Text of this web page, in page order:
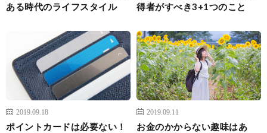
ある時代のライフスタイル
得者がすべき3+1つのこと
2019.09.18
ポイントカードは必要ない！
2019.09.11
お金のかからない趣味はあ